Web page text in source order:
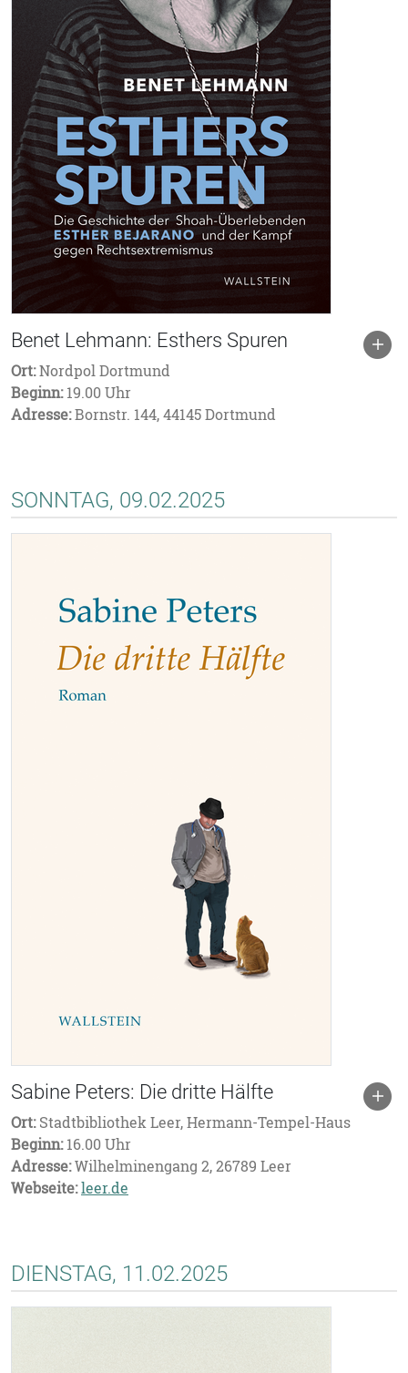
Benet Lehmann: Esthers Spuren
Ort:Nordpol Dortmund
Beginn:19.00 Uhr
Adresse:Bornstr. 144, 44145 Dortmund
SONNTAG, 09.02.2025
Sabine Peters: Die dritte Hälfte
Ort:Stadtbibliothek Leer, Hermann-Tempel-Haus
Beginn:16.00 Uhr
Adresse:Wilhelminengang 2, 26789 Leer
Webseite:leer.de
DIENSTAG, 11.02.2025